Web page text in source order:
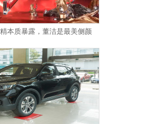
本质暴露，董洁是最美侧颜